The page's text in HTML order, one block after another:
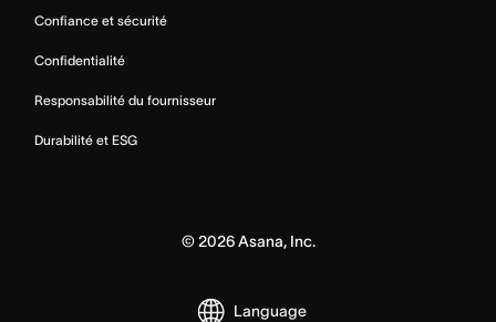
Confiance et sécurité
Confidentialité
Responsabilité du fournisseur
Durabilité et ESG
©2026Asana, Inc.
Language